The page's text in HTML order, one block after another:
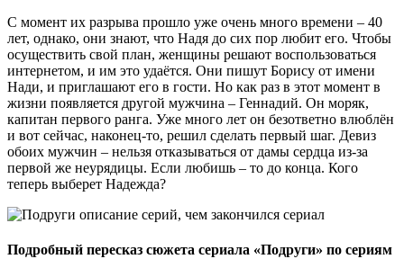
С момент их разрыва прошло уже очень много времени – 40
лет, однако, они знают, что Надя до сих пор любит его. Чтобы
осуществить свой план, женщины решают воспользоваться
интернетом, и им это удаётся. Они пишут Борису от имени
Нади, и приглашают его в гости. Но как раз в этот момент в
жизни появляется другой мужчина – Геннадий. Он моряк,
капитан первого ранга. Уже много лет он безответно влюблён
и вот сейчас, наконец-то, решил сделать первый шаг. Девиз
обоих мужчин – нельзя отказываться от дамы сердца из-за
первой же неурядицы. Если любишь – то до конца. Кого
теперь выберет Надежда?
Подробный пересказ сюжета сериала «Подруги» по сериям